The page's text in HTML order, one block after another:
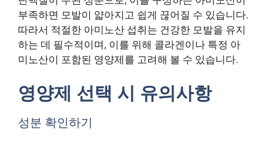
부족하면 모발이 얇아지고 쉽게 끊어질 수 있습니다.
따라서 적절한 아미노산 섭취는 건강한 모발을 유지
하는 데 필수적이며, 이를 위해 콜라겐이나 특정 아
미노산이 포함된 영양제를 고려해 볼 수 있습니다.
영양제 선택 시 유의사항
성분 확인하기